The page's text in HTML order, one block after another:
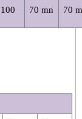
100 70mn 70